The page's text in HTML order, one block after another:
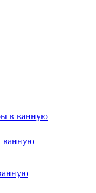
в ванную
ванную